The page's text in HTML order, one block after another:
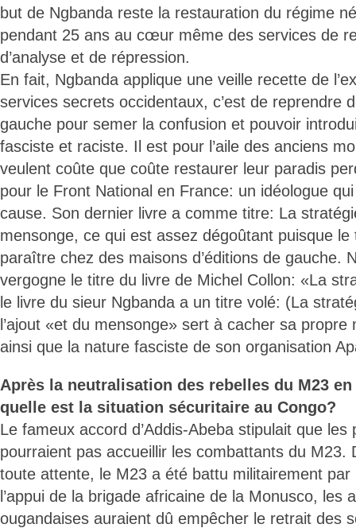
but de Ngbanda reste la restauration du régime
pendant 25 ans au cœur même des services de
d’analyse et de répression.
En fait, Ngbanda applique une veille recette de
services secrets occidentaux, c’est de reprendre
gauche pour semer la confusion et pouvoir
fasciste et raciste. Il est pour l’aile des anciens
veulent coûte que coûte restaurer leur paradis
pour le Front National en France: un idéologue
cause. Son dernier livre a comme titre: La
mensonge, ce qui est assez dégoûtant puisque
paraître chez des maisons d’éditions de gauche.
vergogne le titre du livre de Michel Collon: «La
le livre du sieur Ngbanda a un titre volé: (La
l’ajout «et du mensonge» sert à cacher sa propre
ainsi que la nature fasciste de son organisation
Après la neutralisation des rebelles du M23 en
quelle est la situation sécuritaire au Congo?
Le fameux accord d’Addis-Abeba stipulait que les
pourraient pas accueillir les combattants du M23.
toute attente, le M23 a été battu militairement par
l’appui de la brigade africaine de la Monusco, les
ougandaises auraient dû empêcher le retrait des